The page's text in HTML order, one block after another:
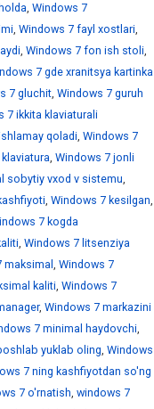
, Windows 7
, Windows 7 fayl xostlari,
, Windows 7 fon ish stoli,
7 gde xranitsya kartinka
7 gluchit, Windows 7 guruh
7 ikkita klaviaturali
qoladi, Windows 7
, Windows 7 jonli
sobytiy vxod v sistemu,
, Windows 7 kesilgan,
7 kogda
, Windows 7 litsenziya
maksimal, Windows 7
kaliti, Windows 7
, Windows 7 markazini
7 minimal haydovchi,
yuklab oling, Windows
7 ning kashfiyotdan so'ng
7 o'rnatish, windows 7